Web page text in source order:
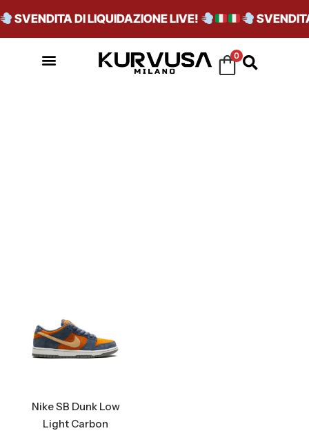
SVENDITA DI LIQUIDAZIONE LIVE!
0
Nike SB Dunk Low
Light Carbon